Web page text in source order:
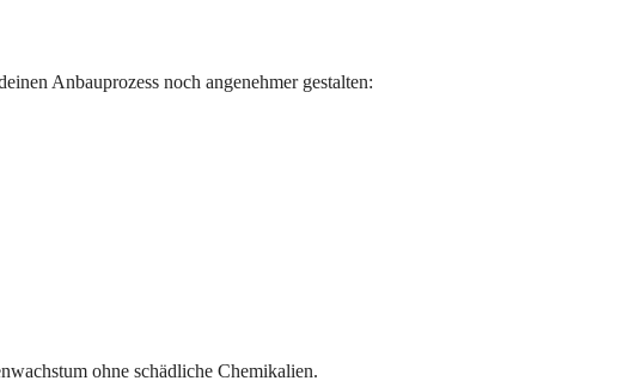
Anbauprozess noch angenehmer gestalten:
ohne schädliche Chemikalien.